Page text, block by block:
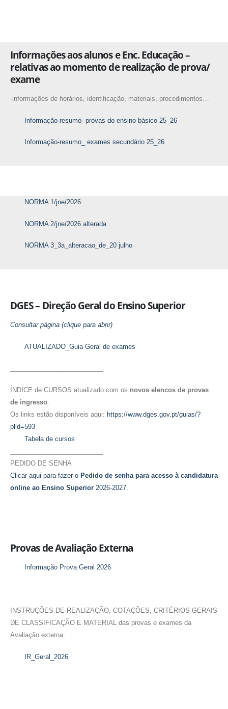
Informações aos alunos e Enc. Educação –
relativas ao momento de realização de prova/
exame
-informações de horários, identificação, materiais, procedimentos…
Informação-resumo- provas do ensino básico 25_26
Informação-resumo_ exames secundário 25_26
NORMA 1/jne/2026
NORMA 2/jne/2026 alterada
NORMA 3_3a_alteracao_de_20 julho
DGES – Direção Geral do Ensino Superior
Consultar página (clique para abrir)
ATUALIZADO_Guia Geral de exames
ÍNDICE de CURSOS atualizado com os novos elencos de provas
de ingresso
Os links estão disponíveis aqui: https://www.dges.gov.pt/guias/?
plid=593
Tabela de cursos
PEDIDO DE SENHA
Clicar aqui para fazer o Pedido de senha para acesso à candidatura
online ao Ensino Superior 2026-2027.
Provas de Avaliação Externa
Informação Prova Geral 2026
INSTRUÇÕES DE REALIZAÇÃO, COTAÇÕES, CRITÉRIOS GERAIS
DE CLASSIFICAÇÃO E MATERIAL das provas e exames da
Avaliação externa:
IR_Geral_2026